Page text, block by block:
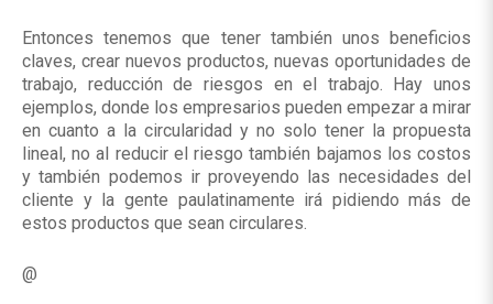
Entonces tenemos que tener también unos beneficios
claves, crear nuevos productos, nuevas oportunidades de
trabajo, reducción de riesgos en el trabajo. Hay unos
ejemplos, donde los empresarios pueden empezar a mirar
en cuanto a la circularidad y no solo tener la propuesta
lineal, no al reducir el riesgo también bajamos los costos
y también podemos ir proveyendo las necesidades del
cliente y la gente paulatinamente irá pidiendo más de
estos productos que sean circulares.
@